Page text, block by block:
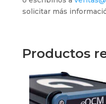
solicitar más
Productos